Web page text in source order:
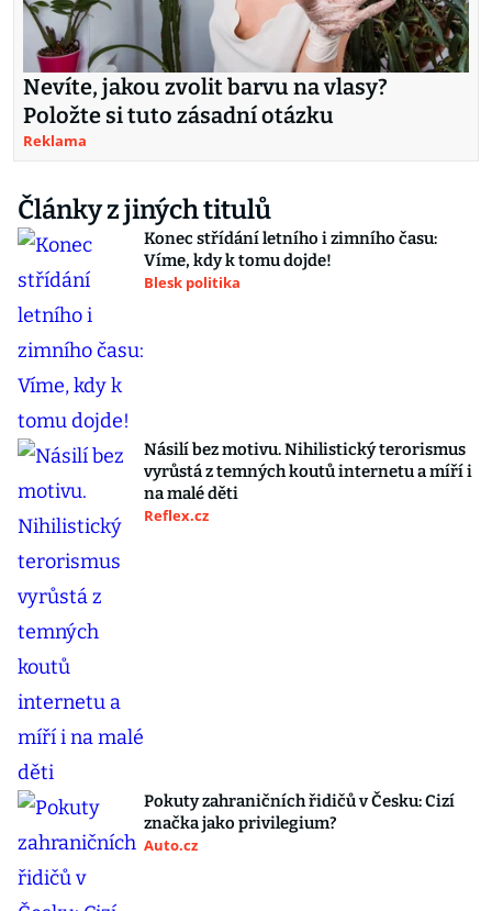
Nevíte, jakou zvolit barvu na vlasy?
Položte si tuto zásadní otázku
Reklama
Články z jiných titulů
Konec střídání letního i zimního času:
Víme, kdy k tomu dojde!
Blesk politika
Násilí bez motivu. Nihilistický terorismus
vyrůstá z temných koutů internetu a míří i
na malé děti
Reflex.cz
Pokuty zahraničních řidičů v Česku: Cizí
značka jako privilegium?
Auto.cz